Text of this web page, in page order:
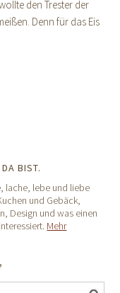
den Trester der
Denn für das Eis
BIST.
lache, lebe und liebe
und Gebäck,
Design und was einen
Mehr